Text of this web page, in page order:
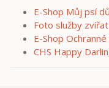
E-Shop Můj psí
Foto služby
E-Shop
CHS Happy